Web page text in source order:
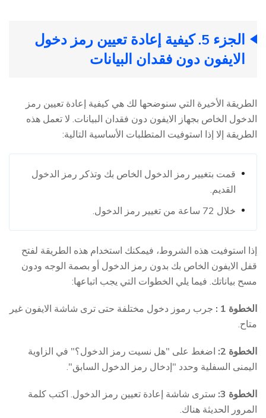
الجزء 5. كيفية إعادة تعيين رمز دخول
الايفون دون فقدان البيانات
الطريقة الأخيرة التي سنوضحها لك هي كيفية إعادة تعيين رمز
الدخول الخاص بجهاز الايفون دون فقدان البيانات. لا تعمل هذه
الطريقة إلا إذا استوفيت المتطلبات الأساسية التالية:
قمت بتغيير رمز الدخول الخاص بك وتذكر رمز الدخول
القديم.
خلال 72 ساعة من تغيير رمز الدخول.
إذا استوفيت هذه الشروط، فيمكنك استخدام هذه الطريقة لفتح
قفل الايفون الخاص بك بدون رمز الدخول أو بصمة الوجه ودون
مسح بياناتك. فيما يلي الخطوات التي يجب اتباعها:
الخطوة 1 :
جرب رموز دخول مختلفة حتى ترى شاشة الايفون غير
متاح.
الخطوة 2:
اضغط على "هل نسيت رمز الدخول؟" في الزاوية
اليمنى السفلية وحدد "إدخال رمز الدخول السابق".
الخطوة 3:
سترى شاشة إعادة تعيين رمز الدخول. اكتب كلمة
المرور الحديثة هناك.